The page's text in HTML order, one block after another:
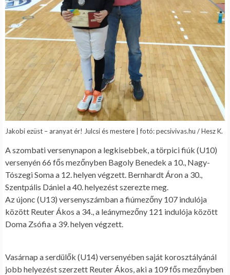
Jakobi ezüst – aranyat ér! Julcsi és mestere | fotó: pecsivivas.hu / Hesz K.
A szombati versenynapon a legkisebbek, a törpici fiúk (U10)
versenyén 66 fős mezőnyben Bagoly Benedek a 10., Nagy-
Tószegi Soma a 12. helyen végzett. Bernhardt Áron a 30.,
Szentpális Dániel a 40. helyezést szerezte meg.
Az újonc (U13) versenyszámban a fiúmezőny 107 indulója
között Reuter Ákos a 34., a leánymezőny 121 indulója között
Doma Zsófia a 39. helyen végzett.
Vasárnap a serdülők (U14) versenyében saját korosztályánál
jobb helyezést szerzett Reuter Ákos, aki a 109 fős mezőnyben